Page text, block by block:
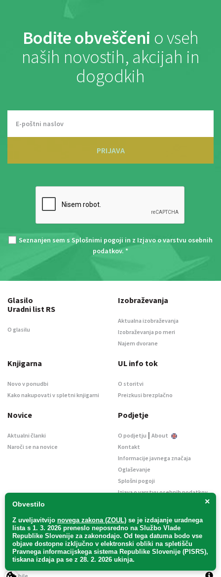
Bodite obveščeni o vseh
naših novostih, akcijah in
dogodkih
PRIJAVA
Seznanjen sem s Splošnimi pogoji in z Izjavo o varstvu osebnih
podatkov. *
×
Obvestilo
Z uveljavitvijo novega zakona (ZOUL) se je izdajanje uradnega
lista s 1. 3. 2026 preneslo neposredno na Službo Vlade
Republike Slovenije za zakonodajo. Od tega datuma bodo vse
objave dostopne izključno v elektronski obliki na spletišču
Pravnega informacijskega sistema Republike Slovenije (PISRS),
tiskana izdaja pa se z 28. 2. 2026 ukinja.
Glasilo
Uradni list RS
O glasilu
Izobraževanja
Aktualna izobraževanja
Izobraževanja po meri
Najem dvorane
Knjigarna
Novo v ponudbi
Kako nakupovati v spletni knjigarni
UL info tok
O storitvi
Preizkusi brezplačno
Novice
Aktualni članki
Naroči se na novice
Podjetje
O podjetju | About
Kontakt
Informacije javnega značaja
Oglaševanje
Splošni pogoji
Izjava o varstvu osebnih podatkov
Uradni list d. o. o. – v likvidaciji / Vse pravice pridržane.